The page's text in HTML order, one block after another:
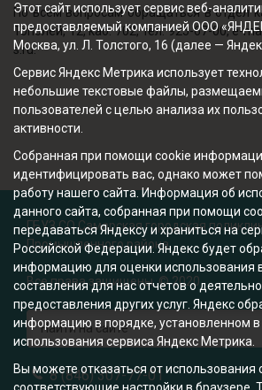
По всем вопросам обращаться в отдел
Тополей, 12, каб. 702, тел. 925-67-00, e-
s.ru.
ГБУЗ СО Самарская городская
Промышленного района
Все права защищены. © 2020
Этот сайт использует сервис веб-
предоставляемый компанией ООО
Москва, ул. Л. Толстого, 16 (далее —
Сервис Яндекс Метрика использует
небольшие текстовые файлы,
пользователей с целью анализа их
активности.
Собранная при помощи cookie
идентифицировать вас, однако может
работу нашего сайта. Информация об
данного сайта, собранная при помощи
передаваться Яндексу и храниться на
Российской Федерации. Яндекс будет
информацию для оценки использования
составления для нас отчетов о
предоставления других услуг. Яндекс
информацию в порядке, установленном в
использования сервиса Яндекс Метрика.
Вы можете отказаться от использования
8 (846) 307-77-01